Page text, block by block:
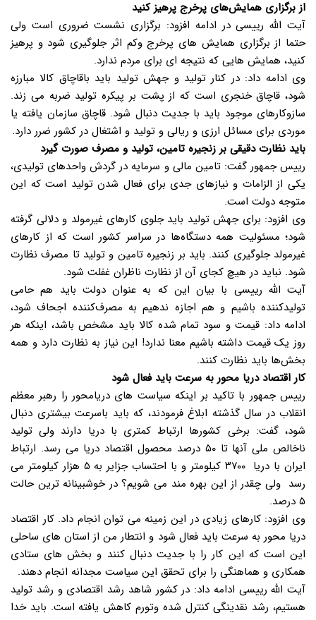
از برگزاری همایش‌های پرخرج پرهیز کنید
آیت الله رییسی در ادامه افزود: برگزاری نشست ضروری است ولی
حتما از برگزاری همایش های پرخرج وکم اثر جلوگیری شود و پرهیز
کنید، همایش هایی که نتیجه ای برای مردم ندارد.
وی ادامه داد: در کنار تولید و جهش تولید باید باقاچاق کالا مبارزه
شود، قاچاق خنجری است که از پشت بر پیکره تولید ضربه می زند.
سازوکارهای موجود باید با جدیت دنبال شود. قاچاق سازمان یافته یا
موردی برای مسائل ارزی و ریالی و تولید و اشتغال در کشور ضرر دارد.
باید نظارت دقیقی بر زنجیره تامین، تولید و مصرف صورت گیرد
رییس جمهور گفت: تامین مالی و سرمایه در گردش واحدهای تولیدی،
یکی از الزامات و نیازهای جدی برای فعال شدن تولید است که این
متوجه دولت است.
وی افزود: برای جهش تولید باید جلوی کارهای غیرمولد و دلالی گرفته
شود؛ مسئولیت همه دستگاه‌ها در سراسر کشور است که از کارهای
غیرمولد جلوگیری کنند. باید بر زنجیره تامین و تولید تا مصرف نظارت
شود. نباید در هیچ کجای آن از نظارت ناظران غفلت شود.
آیت الله رییسی با بیان این که به عنوان دولت باید هم حامی
تولیدکننده باشیم و هم اجازه ندهیم به مصرف‌کننده اجحاف شود،
ادامه داد: قیمت و سود تمام شده کالا باید مشخص باشد، اینکه هر
روز یک قیمت داشته باشیم معنا ندارد! این نیاز به نظارت دارد و همه
بخش‌ها باید نظارت کنند.
کار اقتصاد دریا محور به سرعت باید فعال شود
رییس جمهور با تاکید بر اینکه سیاست های دریامحور را رهبر معظم
انقلاب در سال گذشته ابلاغ فرمودند، که باید باسرعت بیشتری دنبال
شود، گفت: برخی کشورها ارتباط کمتری با دریا دارند ولی تولید
ناخالص ملی آنها تا ۵۰ درصد محصول اقتصاد دریا می رسد. ارتباط
ایران با دریا ۳۷۰۰ کیلومتر و با احتساب جزایر به ۵ هزار کیلومتر می
رسد ولی چقدر از این بهره مند می شویم؟ در خوشبینانه ترین حالت
۵ درصد.
وی افزود: کارهای زیادی در این زمینه می توان انجام داد. کار اقتصاد
دریا محور به سرعت باید فعال شود و انتطار من از استان های ساحلی
این است که این کار را با جدیت دنبال کنند و بخش های ستادی
همکاری و هماهنگی را برای تحقق این سیاست مجدانه انجام دهند.
آیت الله رییسی ادامه داد: در کشور شاهد رشد اقتصادی و رشد تولید
هستیم، رشد نقدینگی کنترل شده وتورم کاهش یافته است. باید خدا